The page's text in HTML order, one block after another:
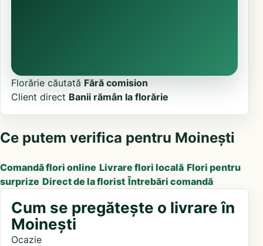
Florărie căutată Fără comision
Client direct Banii rămân la florărie
Ce putem verifica pentru Moinești
Comandă flori online Livrare flori locală Flori pentru
surprize Direct de la florist Întrebări comandă
Cum se pregătește o livrare în
Moinești
Ocazie